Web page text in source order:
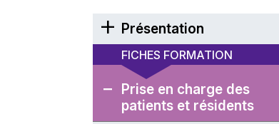
Présentation
Éditorial
Présentation générale de l’Anfh
La coordination des actions
de formation
FICHES FORMATION
Prise en charge des
patients et résidents